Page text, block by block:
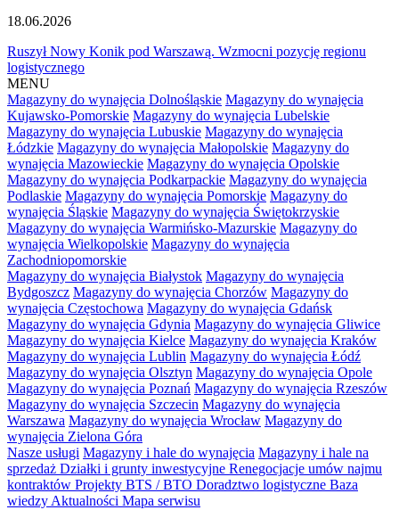
18.06.2026
Ruszył Nowy Konik pod Warszawą. Wzmocni pozycję regionu
logistycznego
MENU
Magazyny do wynajęcia Dolnośląskie Magazyny do wynajęcia
Kujawsko-Pomorskie Magazyny do wynajęcia Lubelskie
Magazyny do wynajęcia Lubuskie Magazyny do wynajęcia
Łódzkie Magazyny do wynajęcia Małopolskie Magazyny do
wynajęcia Mazowieckie Magazyny do wynajęcia Opolskie
Magazyny do wynajęcia Podkarpackie Magazyny do wynajęcia
Podlaskie Magazyny do wynajęcia Pomorskie Magazyny do
wynajęcia Śląskie Magazyny do wynajęcia Świętokrzyskie
Magazyny do wynajęcia Warmińsko-Mazurskie Magazyny do
wynajęcia Wielkopolskie Magazyny do wynajęcia
Zachodniopomorskie
Magazyny do wynajęcia Białystok Magazyny do wynajęcia
Bydgoszcz Magazyny do wynajęcia Chorzów Magazyny do
wynajęcia Częstochowa Magazyny do wynajęcia Gdańsk
Magazyny do wynajęcia Gdynia Magazyny do wynajęcia Gliwice
Magazyny do wynajęcia Kielce Magazyny do wynajęcia Kraków
Magazyny do wynajęcia Lublin Magazyny do wynajęcia Łódź
Magazyny do wynajęcia Olsztyn Magazyny do wynajęcia Opole
Magazyny do wynajęcia Poznań Magazyny do wynajęcia Rzeszów
Magazyny do wynajęcia Szczecin Magazyny do wynajęcia
Warszawa Magazyny do wynajęcia Wrocław Magazyny do
wynajęcia Zielona Góra
Nasze usługi Magazyny i hale do wynajęcia Magazyny i hale na
sprzedaż Działki i grunty inwestycyjne Renegocjacje umów najmu
kontraktów Projekty BTS / BTO Doradztwo logistyczne Baza
wiedzy Aktualności Mapa serwisu